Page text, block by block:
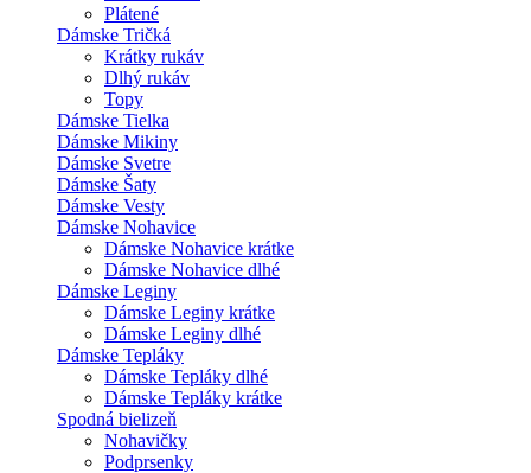
Plátené
Dámske Tričká
Krátky rukáv
Dlhý rukáv
Topy
Dámske Tielka
Dámske Mikiny
Dámske Svetre
Dámske Šaty
Dámske Vesty
Dámske Nohavice
Dámske Nohavice krátke
Dámske Nohavice dlhé
Dámske Leginy
Dámske Leginy krátke
Dámske Leginy dlhé
Dámske Tepláky
Dámske Tepláky dlhé
Dámske Tepláky krátke
Spodná bielizeň
Nohavičky
Podprsenky